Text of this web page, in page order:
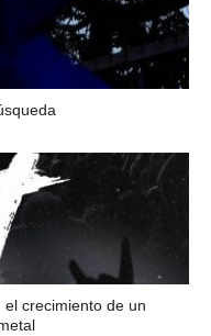
crecimiento de un